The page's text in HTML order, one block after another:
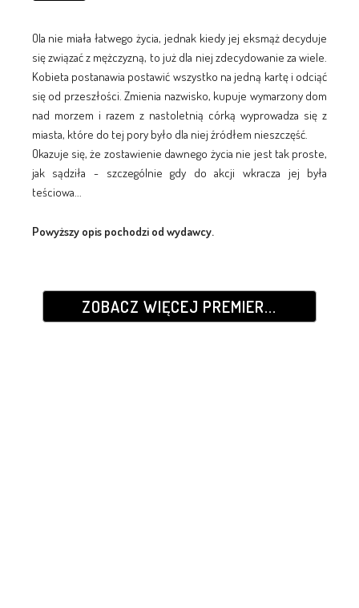
Ola nie miała łatwego życia, jednak kiedy jej eksmąż decyduje
się związać z mężczyzną, to już dla niej zdecydowanie za wiele.
Kobieta postanawia postawić wszystko na jedną kartę i odciąć
się od przeszłości. Zmienia nazwisko, kupuje wymarzony dom
nad morzem i razem z nastoletnią córką wyprowadza się z
miasta, które do tej pory było dla niej źródłem nieszczęść.
Okazuje się, że zostawienie dawnego życia nie jest tak proste,
jak sądziła - szczególnie gdy do akcji wkracza jej była
teściowa...
Powyższy opis pochodzi od wydawcy.
ZOBACZ WIĘCEJ PREMIER...